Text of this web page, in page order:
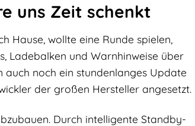
uns Zeit schenkt
Hause, wollte eine Runde spielen,
Ladebalken und Warnhinweise über
auch noch ein stundenlanges Update
der großen Hersteller angesetzt.
Durch intelligente Standby-